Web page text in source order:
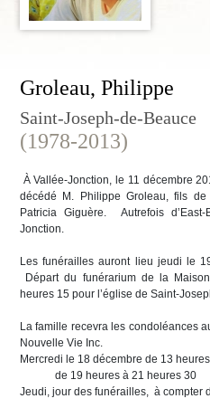
Groleau, Philippe
Saint-Joseph-de-Beauce
(1978-2013)
À Vallée-Jonction, le 11 décembre
décédé M. Philippe Groleau, fils
Patricia Giguère. Autrefois
Jonction.
Les funérailles auront lieu jeudi le
Départ du funérarium de la
heures 15 pour l’église de Saint-
La famille recevra les condoléances
Nouvelle Vie Inc.
Mercredi le 18 décembre de 13
de 19 heures à 21 heures 30
Jeudi, jour des funérailles, à compter